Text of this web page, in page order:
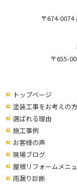
〒674-
〒655-
トップページ
塗装工事をお考えの
選ばれる理由
施工事例
お客様の声
現場ブログ
屋根リフォームメニ
雨漏り診断